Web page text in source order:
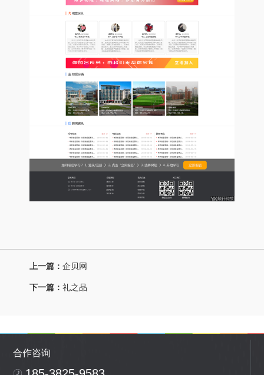
上一篇： 企贝网
下一篇： 礼之品
合作咨询